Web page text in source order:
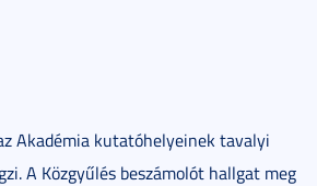
Akadémia kutatóhelyeinek tavalyi
A Közgyűlés beszámolót hallgat meg